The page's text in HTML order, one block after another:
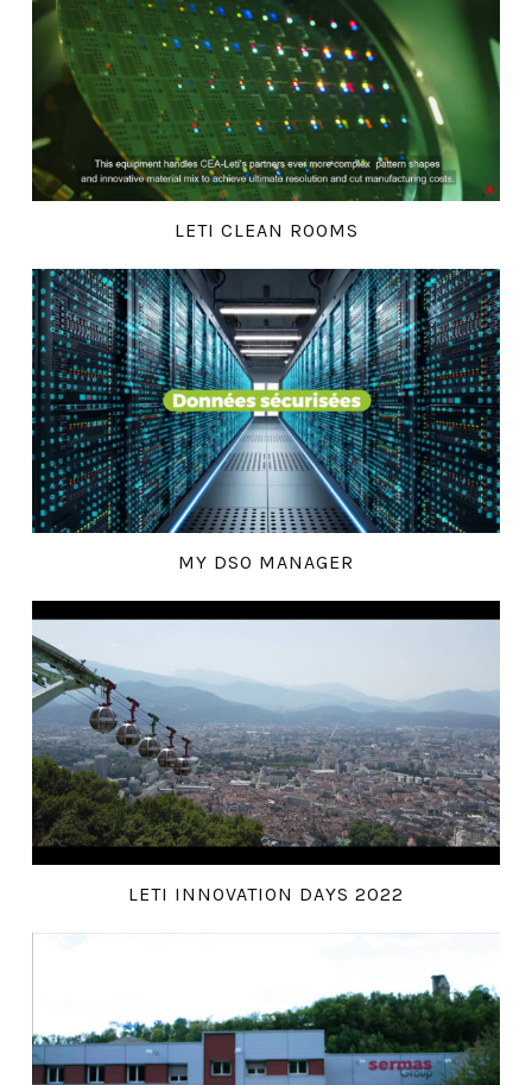
LETI CLEAN ROOMS
MY DSO MANAGER
LETI INNOVATION DAYS 2022